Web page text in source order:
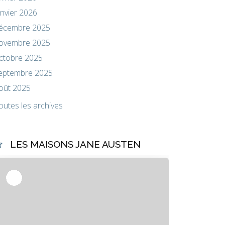
2026
2025
2025
2025
2025
2025
les archives
LES MAISONS JANE AUSTEN